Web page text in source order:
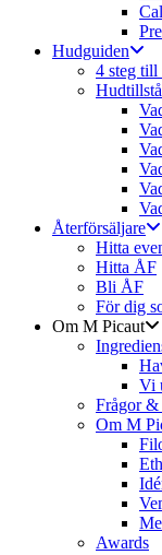
Hudguiden
4 steg till
Återförsäljare
Hitta
Hitta ÅF
Bli ÅF
För dig
Om M Picaut
Vi
Frågor &
Om M
Awards